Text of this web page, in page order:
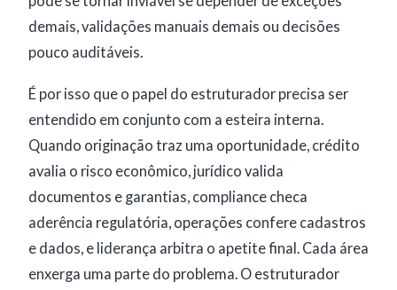
demais, validações manuais demais ou decisões
pouco auditáveis.
É por isso que o papel do estruturador precisa ser
entendido em conjunto com a esteira interna.
Quando originação traz uma oportunidade, crédito
avalia o risco econômico, jurídico valida
documentos e garantias, compliance checa
aderência regulatória, operações confere cadastros
e dados, e liderança arbitra o apetite final. Cada área
enxerga uma parte do problema. O estruturador